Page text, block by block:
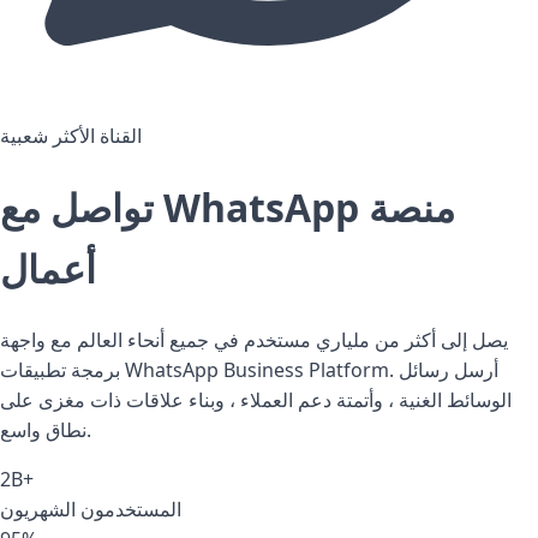
القناة الأكثر شعبية
WhatsApp منصة
أعمال
يصل إلى أكثر من ملياري مستخدم في جميع أنحاء العالم مع واجهة
برمجة تطبيقات WhatsApp Business Platform. أرسل رسائل
الوسائط الغنية ، وأتمتة دعم العملاء ، وبناء علاقات ذات مغزى على
نطاق واسع.
2B+
المستخدمون الشهريون